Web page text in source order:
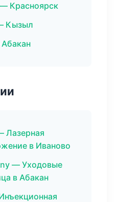
Красноярск
Кызыл
Лазерная
в Иваново
— Уходовые
в Абакан